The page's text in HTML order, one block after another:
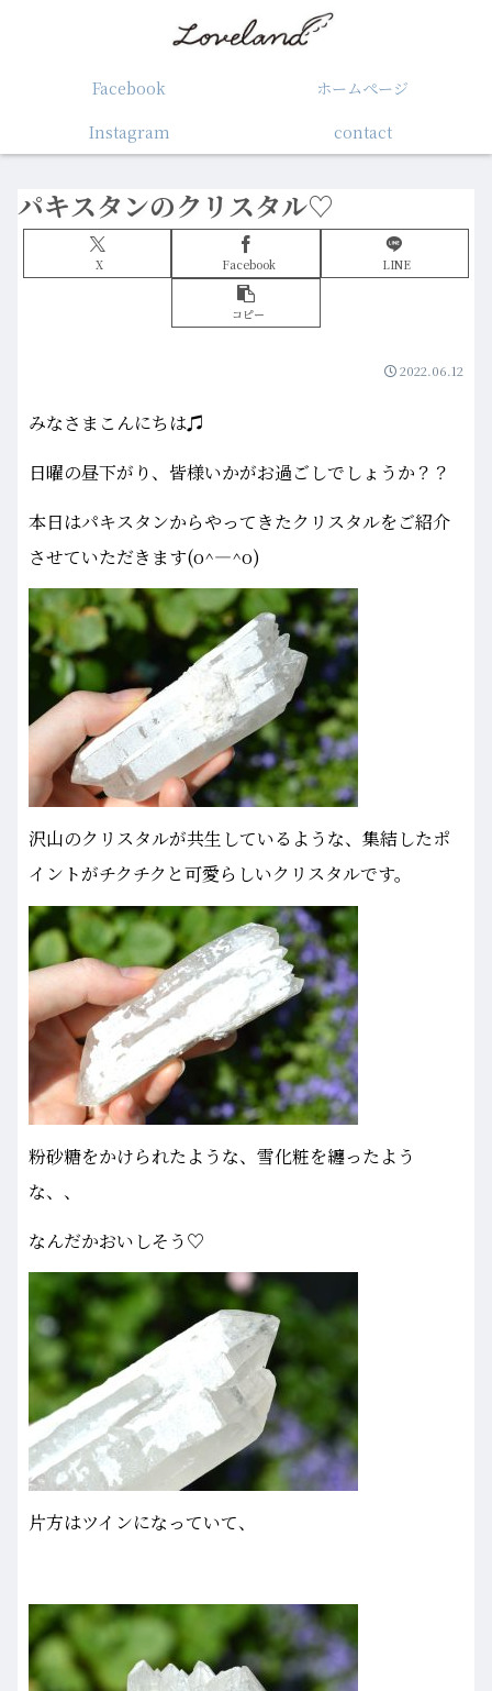
Facebook
ホームぺージ
Instagram
contact
パキスタンのクリスタル♡
X Facebook LINE
コピー
2022.06.12
みなさまこんにちは♫
日曜の昼下がり、皆様いかがお過ごしでしょうか？？
本日はパキスタンからやってきたクリスタルをご紹介
させていただきます(o^―^o)
沢山のクリスタルが共生しているような、集結したポ
イントがチクチクと可愛らしいクリスタルです。
粉砂糖をかけられたような、雪化粧を纏ったよう
な、、
なんだかおいしそう♡
片方はツインになっていて、